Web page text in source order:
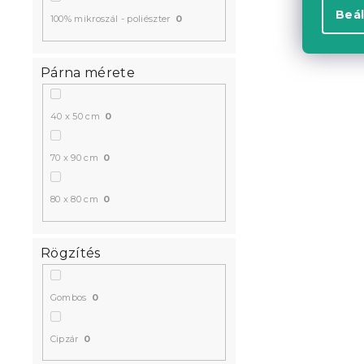
100% mikroszál - poliészter 0
Párna mérete
40 x 50 cm 0
70 x 90 cm 0
80 x 80 cm 0
Rögzítés
Gombos 0
Cipzár 0